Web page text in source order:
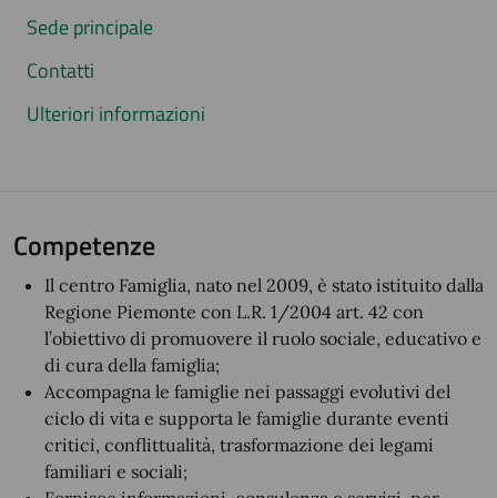
Sede principale
Contatti
Ulteriori informazioni
Competenze
Il centro Famiglia, nato nel 2009, è stato istituito dalla
Regione Piemonte con L.R. 1/2004 art. 42 con
l’obiettivo di promuovere il ruolo sociale, educativo e
di cura della famiglia;
Accompagna le famiglie nei passaggi evolutivi del
ciclo di vita e supporta le famiglie durante eventi
critici, conflittualità, trasformazione dei legami
familiari e sociali;